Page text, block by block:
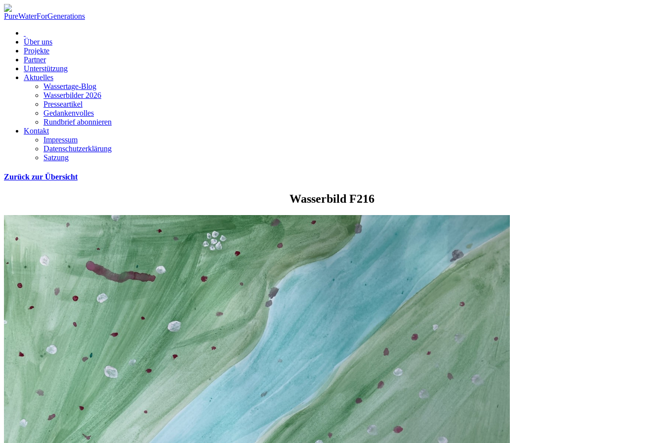
Über uns
Projekte
Partner
Unterstützung
Aktuelles
Wassertage-Blog
Wasserbilder 2026
Presseartikel
Gedankenvolles
Rundbrief abonnieren
Kontakt
Impressum
Datenschutzerklärung
Satzung
Zurück zur Übersicht
Wasserbild F216